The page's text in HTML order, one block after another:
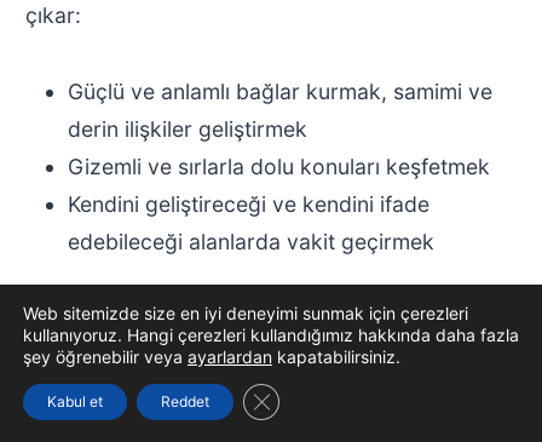
çıkar:
Güçlü ve anlamlı bağlar kurmak, samimi ve
derin ilişkiler geliştirmek
Gizemli ve sırlarla dolu konuları keşfetmek
Kendini geliştireceği ve kendini ifade
edebileceği alanlarda vakit geçirmek
Unutmamak gerekir ki, “Akrep Burcu Nelerden
Hoşlanır?” sorusuna verilecek cevap, hem
duygusal hem de entelektüel açıdan zengin ve
Web sitemizde size en iyi deneyimi sunmak için çerezleri
kullanıyoruz. Hangi çerezleri kullandığımız hakkında daha fazla
şey öğrenebilir veya ayarlardan kapatabilirsiniz.
Kabul et Reddet GDPR çerez şeridini kapat